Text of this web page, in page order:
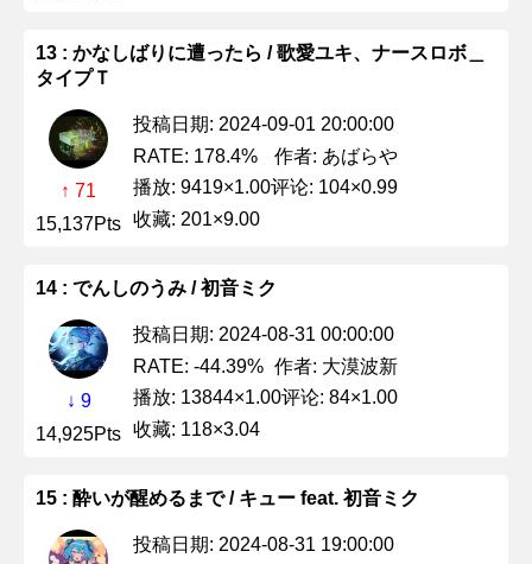
13 : かなしばりに遭ったら / 歌愛ユキ、ナースロボ＿
タイプＴ
↑ 71
15,137Pts
投稿日期: 2024-09-01 20:00:00
RATE: 178.4%
作者: あばらや
播放: 9419×1.00评论: 104×0.99
收藏: 201×9.00
14 : でんしのうみ / 初音ミク
↓ 9
14,925Pts
投稿日期: 2024-08-31 00:00:00
RATE: -44.39% 作者: 大漠波新
播放: 13844×1.00评论: 84×1.00
收藏: 118×3.04
15 : 酔いが醒めるまで / キュー feat. 初音ミク
投稿日期: 2024-08-31 19:00:00